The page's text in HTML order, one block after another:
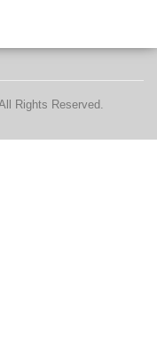
Rights Reserved.